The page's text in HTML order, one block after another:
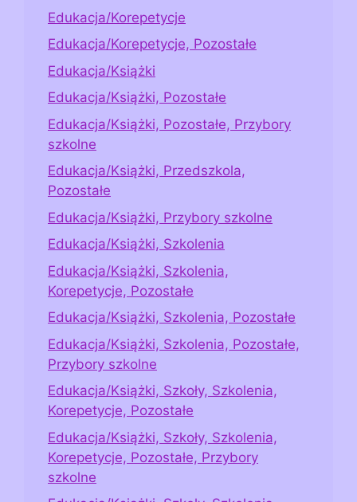
Edukacja/Korepetycje
Edukacja/Korepetycje, Pozostałe
Edukacja/Książki
Edukacja/Książki, Pozostałe
Edukacja/Książki, Pozostałe, Przybory
szkolne
Edukacja/Książki, Przedszkola,
Pozostałe
Edukacja/Książki, Przybory szkolne
Edukacja/Książki, Szkolenia
Edukacja/Książki, Szkolenia,
Korepetycje, Pozostałe
Edukacja/Książki, Szkolenia, Pozostałe
Edukacja/Książki, Szkolenia, Pozostałe,
Przybory szkolne
Edukacja/Książki, Szkoły, Szkolenia,
Korepetycje, Pozostałe
Edukacja/Książki, Szkoły, Szkolenia,
Korepetycje, Pozostałe, Przybory
szkolne